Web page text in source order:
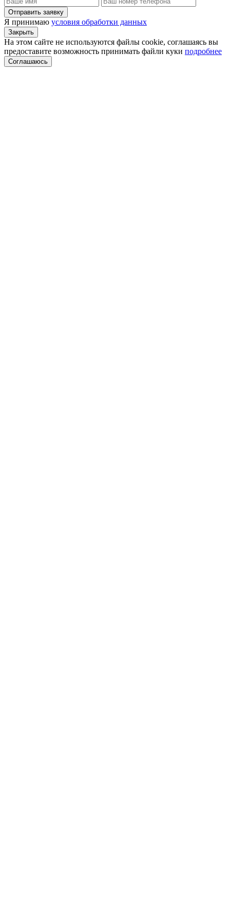
Отправить заявку
Я принимаю условия обработки данных
Закрыть
На этом сайте не используются файлы cookie, соглашаясь вы
предоставите возможность принимать файли куки подробнее
Соглашаюсь